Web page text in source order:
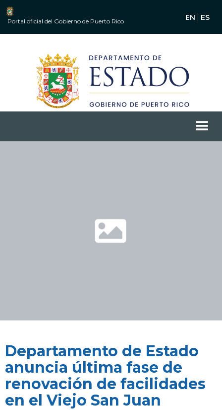
Portal oficial del Gobierno de Puerto Rico EN ES
Departamento de Estado
anuncia última fase de
renovación de facilidades
en el Viejo San Juan